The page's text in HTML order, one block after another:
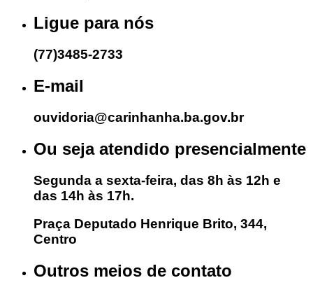
Ligue para nós
(77)3485-2733
E-mail
ouvidoria@carinhanha.ba.gov.br
Ou seja atendido presencialmente
Segunda a sexta-feira, das 8h às 12h e
das 14h às 17h.
Praça Deputado Henrique Brito, 344,
Centro
Outros meios de contato